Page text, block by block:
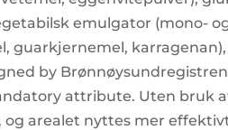
emulgator (mono-
guarkjernemel,
by
attribute. Uten bruk
og arealet nyttes mer